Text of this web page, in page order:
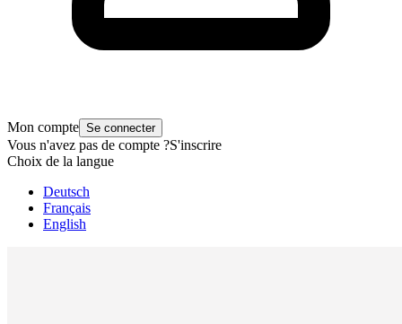
Mon compte Se connecter
Vous n'avez pas de compte ?S'inscrire
Choix de la langue
Deutsch
Français
English